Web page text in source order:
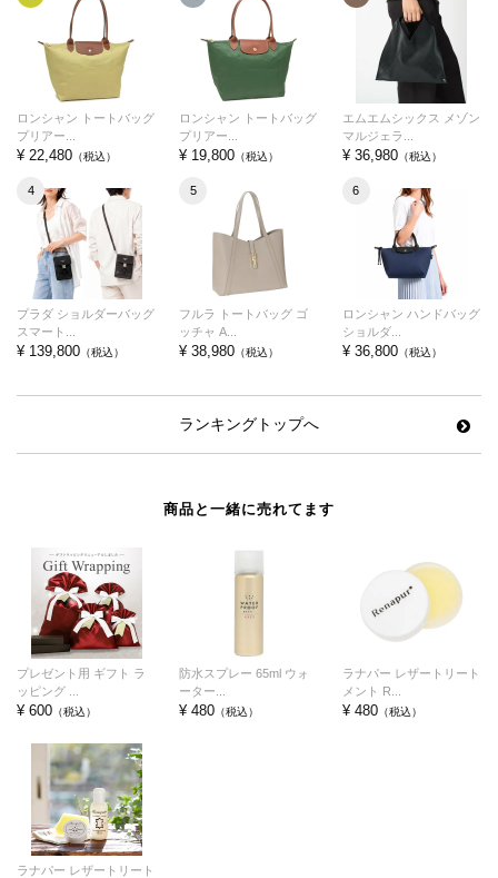
ロンシャン トートバッグ
プリアー...
¥ 22,480 （税込）
ロンシャン トートバッグ
プリアー...
¥ 19,800 （税込）
エムエムシックス メゾン
マルジェラ...
¥ 36,980（税込）
4
プラダ ショルダーバッグ
スマート...
¥ 139,800 （税込）
5
フルラ トートバッグ ゴ
ッチャ A...
¥ 38,980 （税込）
6
ロンシャン ハンドバッグ
ショルダ...
¥ 36,800（税込）
ランキングトップへ
商品と一緒に売れてます
プレゼント用 ギフト ラ
ッピング ...
¥ 600 （税込）
防水スプレー 65ml ウォ
ーター...
¥ 480 （税込）
ラナパー レザートリート
メント R...
¥ 480（税込）
ラナパー レザートリート